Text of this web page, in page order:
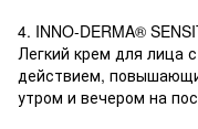
4. INNO-DERMA®
Легкий крем для лица
действием,
утром и вечером на